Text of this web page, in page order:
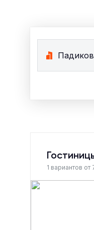
1 вариантов от